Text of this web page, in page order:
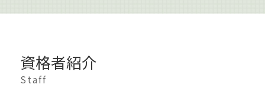
著作権 訴えられなければ
著作権 著作隣接権
著作権 貸与
著作権 訴訟
企業法務 調査
問題社員 追い込む
遺産分割
遺産分割 預貯金
相続 調停 費用
相続 調停 流れ
離婚調停 別居
離婚 世田谷区
資格者紹介
Staff